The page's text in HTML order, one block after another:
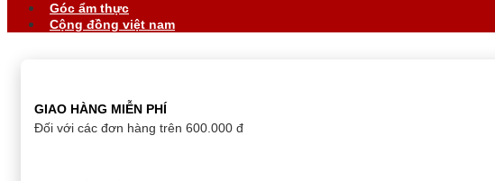
Góc ẩm thực
Cộng đồng việt nam
GIAO HÀNG MIỄN PHÍ
Đối với các đơn hàng trên 600.000 đ